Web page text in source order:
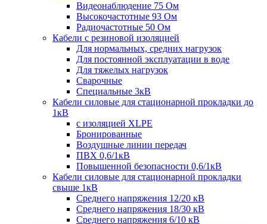
Видеонаблюдение 75 Ом
Высокочастотные 93 Ом
Радиочастотные 50 Ом
Кабели с резиновой изоляцией
Для нормальных, средних нагрузок
Для постоянной эксплуатации в воде
Для тяжелых нагрузок
Сварочные
Специальные 3кВ
Кабели силовые для стационарной прокладки до
1кВ
c изоляцией XLPE
Бронированные
Воздушные линии передач
ПВХ 0,6/1кВ
Повышенной безопасности 0,6/1кВ
Кабели силовые для стационарной прокладки
свыше 1кВ
Среднего напряжения 12/20 кВ
Среднего напряжения 18/30 кВ
Среднего напряжения 6/10 кВ